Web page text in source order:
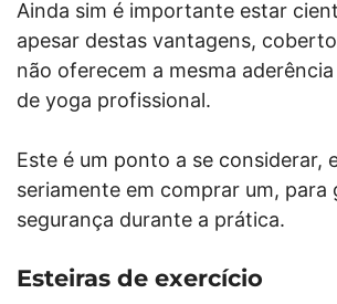
Ainda sim é importante estar
apesar destas vantagens,
não oferecem a mesma
de yoga profissional.
Este é um ponto a se considerar,
seriamente em comprar um, para
segurança durante a prática.
Esteiras de exercício